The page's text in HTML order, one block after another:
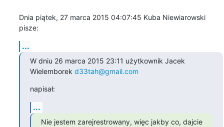
Dnia piątek, 27 marca 2015 04:07:45 Kuba Niewiarowski
pisze:
...
W dniu 26 marca 2015 23:11 użytkownik Jacek
Wielemborek d33tah@gmail.com
napisał:
...
Nie jestem zarejrestrowany, więc jakby co, dajcie